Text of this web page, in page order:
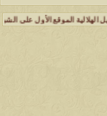
الموقع الأول على الشبكة